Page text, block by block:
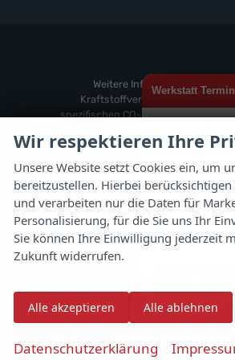
Werkstatt Termin
Inspektion,
oder
Schreiben Sie
WhatsApp – wir
schnellstmöglich
Weitere Informationen zum
Kraftstoffverbrauch und zu den
spezifischen CO2-Emissionen und
'Leitfaden über den offiziellen
die offiziellen spezifischen CO
-
den offiziellen Stromverbrauch
entnommen werden, der an allen
und bei der 'Deutschen
GmbH' unentgeltlich erhältlich
www.dat.de.
© 2026Autoflex 24
Wir respektieren Ihre
Unsere Website setzt Cookies ein, um
bereitzustellen. Hierbei
und verarbeiten nur die Daten für
Personalisierung, für die Sie uns Ihr
Sie können Ihre Einwilligung jederzeit
Zukunft widerrufen.
Alle akzeptieren Alle ablehnen
Datenschutzerklärung